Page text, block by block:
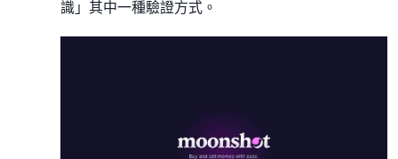
識」其中一種驗證方式。